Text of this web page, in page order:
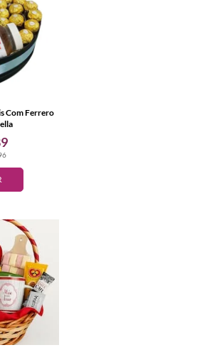
Com Ferrero